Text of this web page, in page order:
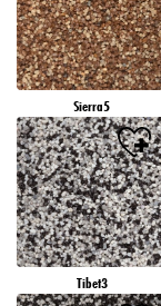
Sierra5
Tibet3